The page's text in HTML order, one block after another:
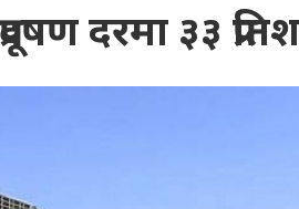
दरमा ३३